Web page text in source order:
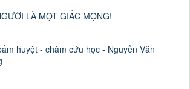
LÀ MỘT GIẤC MỘNG!
huyệt - châm cứu học - Nguyễn Văn